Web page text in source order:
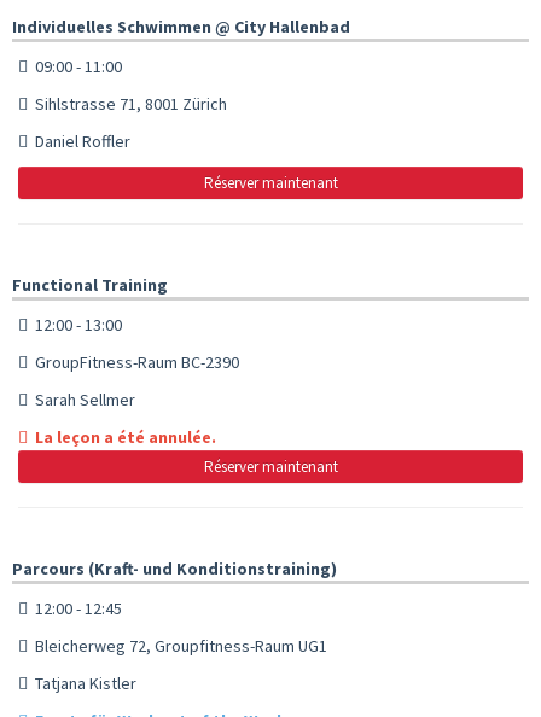
Individuelles Schwimmen @ City Hallenbad
09:00 - 11:00
Sihlstrasse 71, 8001 Zürich
Daniel Roffler
Réserver maintenant
Functional Training
12:00 - 13:00
GroupFitness-Raum BC-2390
Sarah Sellmer
La leçon a été annulée.
Réserver maintenant
Parcours (Kraft- und Konditionstraining)
12:00 - 12:45
Bleicherweg 72, Groupfitness-Raum UG1
Tatjana Kistler